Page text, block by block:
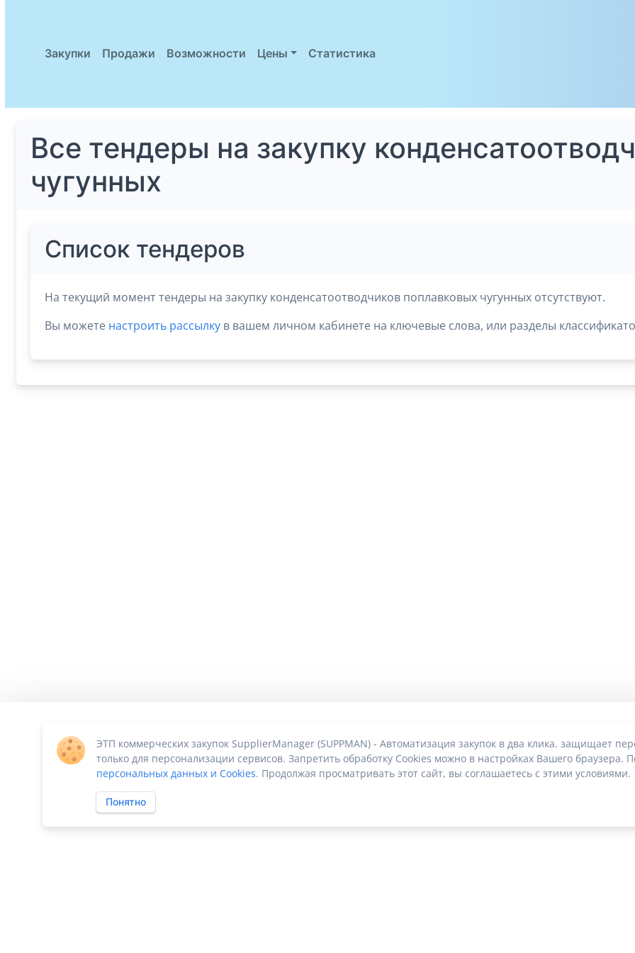
Закупки Продажи Возможности Цены Статистика
Все тендеры на закупку
чугунных
Список тендеров
На текущий момент тендеры на закупку конденсатоотводчиков поплавковых чугунных отсутствуют.
Вы можете настроить рассылкув вашем личном кабинете на ключевые слова, или разделы
ЭТП коммерческих закупок SupplierManager (SUPPMAN) - Автоматизация закупок в два клика. защищает
только для персонализации сервисов. Запретить обработку Cookies можно в настройках Вашего браузера.
персональных данных и Cookies. Продолжая просматривать этот сайт, вы соглашаетесь с этими условиями.
Понятно